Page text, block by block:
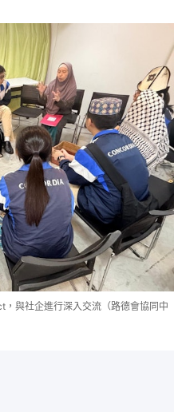
與社企進行深入交流（路德會協同中